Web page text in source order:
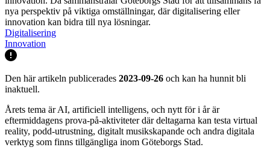
nya perspektiv på viktiga omställningar, där digitalisering eller
innovation kan bidra till nya lösningar.
Digitalisering
Innovation
Den här artikeln publicerades 2023-09-26 och kan ha hunnit bli
inaktuell.
Årets tema är AI, artificiell intelligens, och nytt för i år är
eftermiddagens prova-på-aktiviteter där deltagarna kan testa virtual
reality, podd-utrustning, digitalt musikskapande och andra digitala
verktyg som finns tillgängliga inom Göteborgs Stad.